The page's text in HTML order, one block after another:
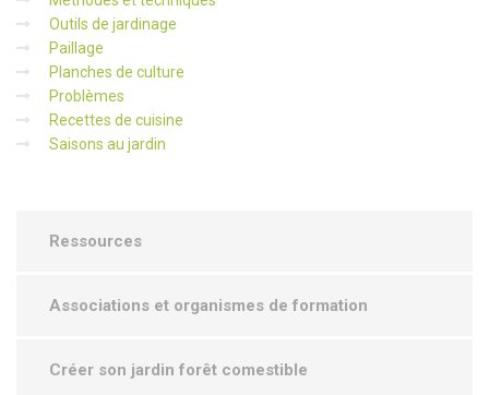
Outils de jardinage
Paillage
Planches de culture
Problèmes
Recettes de cuisine
Saisons au jardin
Ressources
Associations et organismes de formation
Créer son jardin forêt comestible